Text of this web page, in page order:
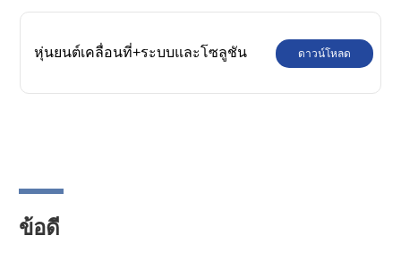
หุ่นยนต์เคลื่อนที่+ระบบและโซลูชัน ดาวน์โหลด
ข้อดี